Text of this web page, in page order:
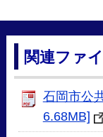
関連ファ
石岡市公
6.68MB]